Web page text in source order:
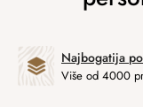
Najbogatija
Više od 4000